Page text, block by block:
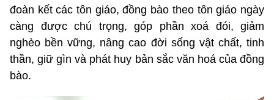
đoàn kết các tôn giáo, đồng bào theo tôn giáo ngày
càng được chú trọng, góp phần xoá đói, giảm
nghèo bền vững, nâng cao đời sống vật chất, tinh
thần, giữ gìn và phát huy bản sắc văn hoá của đồng
bào.